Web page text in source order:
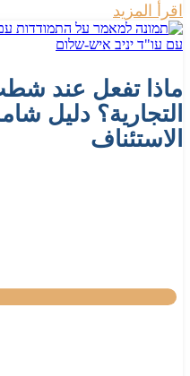
اقرأ المزيد
ماذا تفعل عند
التجارية؟ دليل
الاستئناف